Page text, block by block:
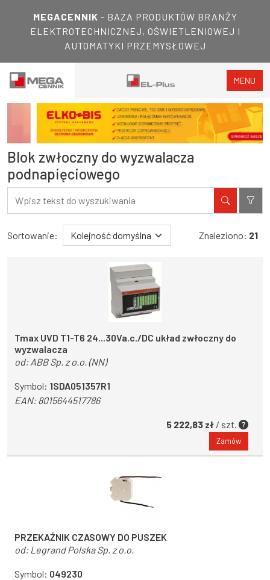
MEGACENNIK - BAZA PRODUKTÓW BRANŻY
ELEKTROTECHNICZNEJ, OŚWIETLENIOWEJ I
AUTOMATYKI PRZEMYSŁOWEJ
MENU
Blok zwłoczny do wyzwalacza
podnapięciowego
Filtry
Wyniki wyszukiwania
Sortowanie: Znaleziono: 21
Tmax UVD T1-T6 24...30Va.c./DC układ zwłoczny do
wyzwalacza
od: ABB Sp. z o.o. (NN)
Symbol: 1SDA051357R1
EAN:8015644517786
5 222,83 zł / szt.
Zamów
PRZEKAŹNIK CZASOWY DO PUSZEK
od: Legrand Polska Sp. z o.o.
Symbol: 049230